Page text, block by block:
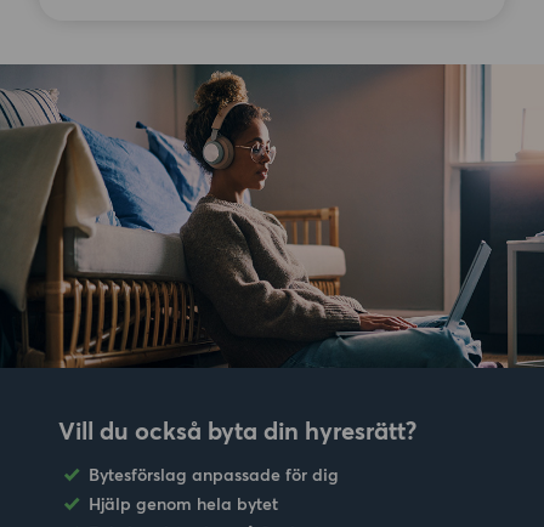
Vill du också byta din hyresrätt?
Bytesförslag anpassade för dig
Hjälp genom hela bytet